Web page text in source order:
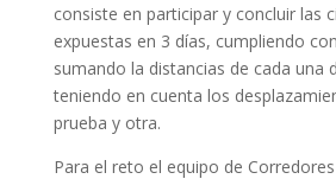
consiste en participar y concluir las
expuestas en 3 días, cumpliendo
sumando la distancias de cada una
teniendo en cuenta los
prueba y otra.
Para el reto el equipo de